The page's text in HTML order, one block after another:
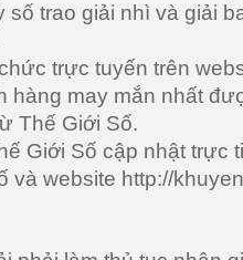
số trao giải nhì và giải
trực tuyến trên
hàng may mắn nhất
Thế Giới Số.
Giới Số cập nhật trực
và website http://